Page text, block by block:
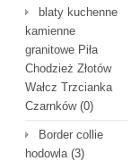
blaty kuchenne
kamienne
granitowe Piła
Chodzież Złotów
Wałcz Trzcianka
Czarnków(0)
Border collie
hodowla(3)